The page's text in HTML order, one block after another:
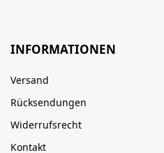
INFORMATIONEN
Versand
Rücksendungen
Widerrufsrecht
Kontakt